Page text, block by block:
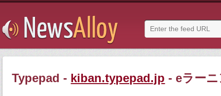
Typepad - kiban.typepad.jp - eラー